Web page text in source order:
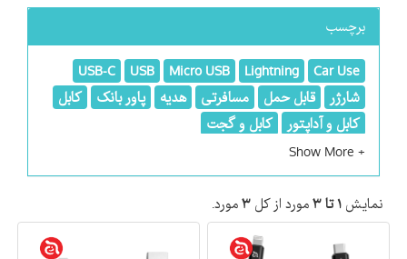
برچسب
Car Use
Lightning
Micro USB
USB
USB-C
شارژر
قابل حمل مسافرتی هدیه پاور بانک
کابل
کابل و آداپتور
کابل و گجت
نمایش ۱ تا ۳ مورد از کل ۳ مورد.